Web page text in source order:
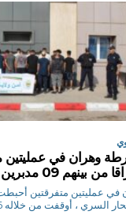
بينهم 09 مدبرين للرحلات السرية
ح.ن في عمليتين متفرقتين
السري ، أوقفت من خلاله 36...